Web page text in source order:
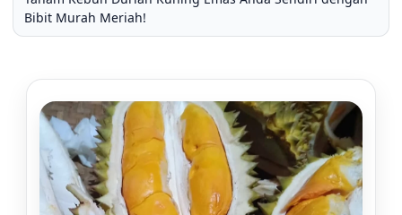
Bibit Murah Meriah!